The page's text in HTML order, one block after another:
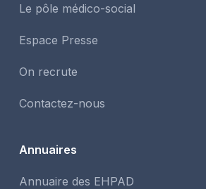
Le pôle médico-social
Espace Presse
On recrute
Contactez-nous
Annuaires
Annuaire des EHPAD